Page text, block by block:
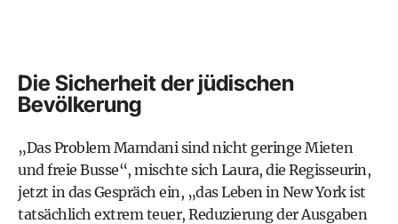
Die Sicherheit der jüdischen
Bevölkerung
„Das Problem Mamdani sind nicht geringe Mieten
und freie Busse“, mischte sich Laura, die Regisseurin,
jetzt in das Gespräch ein, „das Leben in New York ist
tatsächlich extrem teuer, Reduzierung der Ausgaben